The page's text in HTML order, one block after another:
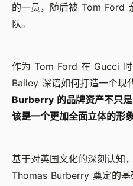
的一员，随后被 Tom Ford
队。
作为 Tom Ford 在 Gucci
Bailey 深谙如何打造一个现
Burberry 的品牌资产不只
该是一个更加全面立体的形象
基于对英国文化的深刻认知
Thomas Burberry 奠定的